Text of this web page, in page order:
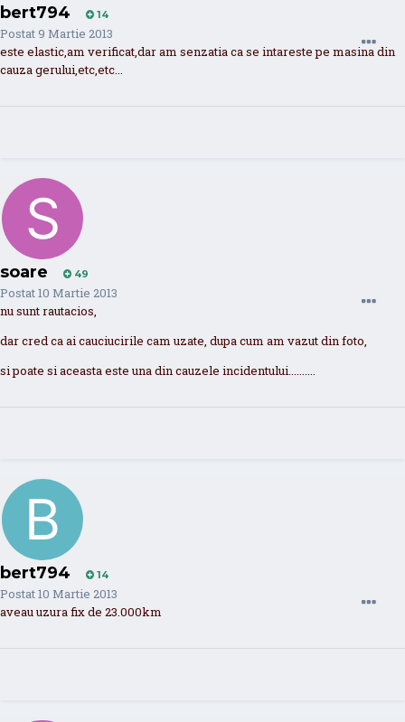
bert794 14
Postat 9 Martie 2013
este elastic,am verificat,dar am senzatia ca se intareste pe masina din
cauza gerului,etc,etc...
soare 49
Postat10 Martie 2013
nu sunt rautacios,
dar cred ca ai cauciucirile cam uzate, dupa cum am vazut din foto,
si poate si aceasta este una din cauzele incidentului..........
bert794 14
Postat10 Martie 2013
aveau uzura fix de 23.000km